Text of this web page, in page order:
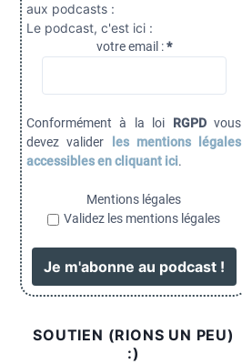
aux podcasts :
Le podcast, c'est ici :
votre email :*
Conformément à la loi RGPDvous
devez valider
les mentions légales
accessibles en cliquant ici.
Mentions légales
Validez les mentions légales
SOUTIEN (RIONS UN PEU)
:)